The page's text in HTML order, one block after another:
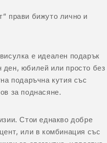
прави бижуто лично и
е идеален подарък
юбилей или просто без
подаръчна кутия със
за поднасяне.
Стои еднакво добре
или в комбинация със